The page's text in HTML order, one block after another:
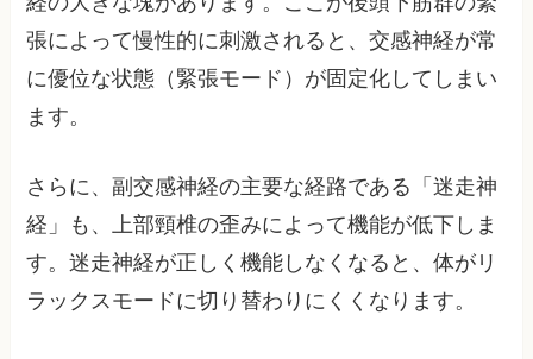
張によって慢性的に刺激されると、交感神経が常
に優位な状態（緊張モード）が固定化してしまい
ます。
さらに、副交感神経の主要な経路である「迷走神
経」も、上部頸椎の歪みによって機能が低下しま
す。迷走神経が正しく機能しなくなると、体がリ
ラックスモードに切り替わりにくくなります。